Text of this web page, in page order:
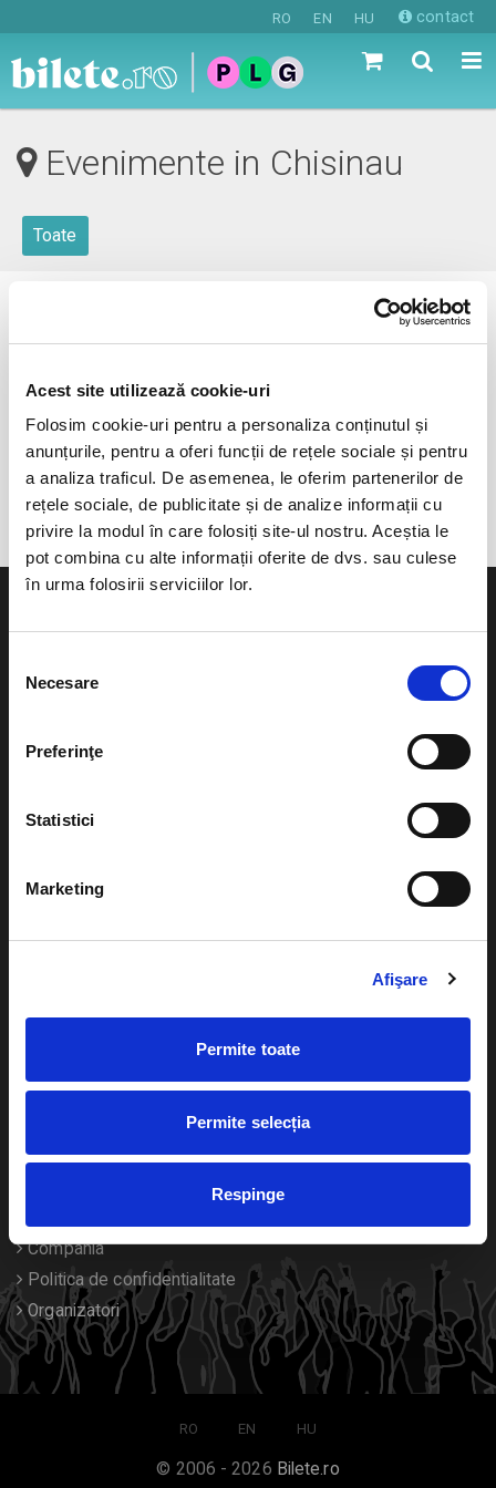
Acest site utilizează cookie-uri
Folosim cookie-uri pentru a personaliza conținutul și
anunțurile, pentru a oferi funcții de rețele sociale și pentru
a analiza traficul. De asemenea, le oferim partenerilor de
rețele sociale, de publicitate și de analize informații cu
privire la modul în care folosiți site-ul nostru. Aceștia le
pot combina cu alte informații oferite de dvs. sau culese
în urma folosirii serviciilor lor.
consimțământului
Necesare
Preferinţe
Statistici
Marketing
Afişare
Permite toate
Permite selecția
Respinge
RO EN HU contact
Evenimente in Chisinau
Toate
0 evenimente in viitorul apropiat
anunta-ma pe email cand apare urmatorul eveniment la
Chisinau
Evenimente
Teatru
festivaluri
Diverse
Despre noi
Contact
Compania
Politica de confidentialitate
Organizatori
RO EN HU
© 2006 - 2026 Bilete.ro